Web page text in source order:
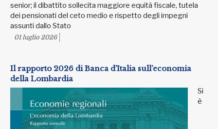
senior; il dibattito sollecita maggiore equità fiscale, tutela
dei pensionati del ceto medio e rispetto degli impegni
assunti dallo Stato
01 luglio 2026
Il rapporto 2026 di Banca d’Italia sull’economia
della Lombardia
Si
è